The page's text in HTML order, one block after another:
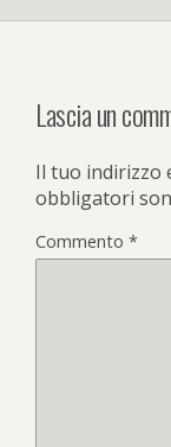
Lascia un
Il tuo indirizzo
obbligatori
Commento *